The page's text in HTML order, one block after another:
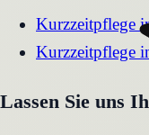
Kurzzeitpflege
Kurzzeitpflege
Lassen Sie uns